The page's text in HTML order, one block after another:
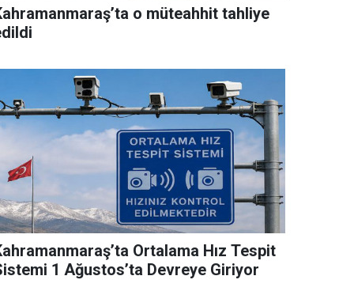
o müteahhit tahliye
Ortalama Hız Tespit
1 Ağustos’ta Devreye Giriyor